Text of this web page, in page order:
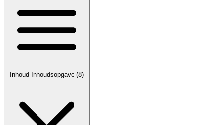
Inhoud Inhoudsopgave (8)